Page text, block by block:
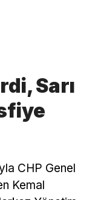
Sarı
CHP Genel
Kemal